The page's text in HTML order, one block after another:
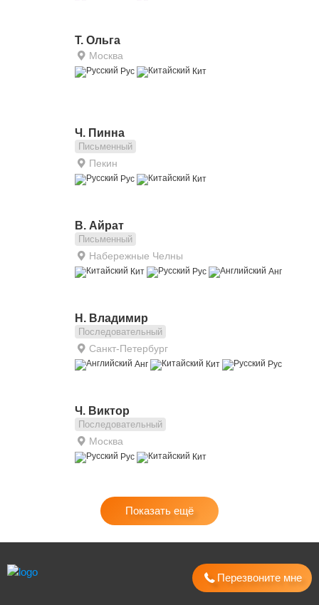
Т. Ольга
Москва
Рус Кит
Ч. Пинна
Письменный
Пекин
Рус Кит
В. Айрат
Письменный
Набережные Челны
Кит Рус Анг
Н. Владимир
Последовательный
Санкт-Петербург
Анг Кит Рус
Ч. Виктор
Последовательный
Москва
Рус Кит
Показать ещё
Перезвоните мне